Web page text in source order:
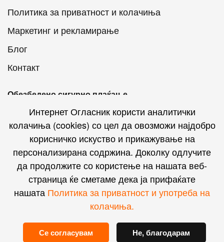
Политика за приватност и колачиња
Маркетинг и рекламирање
Блог
Контакт
Обезбедено сигурно плаќање
Интернет Огласник на социјалните мрежи
© Powered byAndromeda Analytics.Сите права се
задржани
Интернет Огласник користи аналитички
колачиња (cookies) со цел да овозможи најдобро
корисничко искуство и прикажување на
персонализирана содржина. Доколку одлучите
да продолжите со користење на нашата веб-
страница ќе сметаме дека ја прифаќате
нашата Политика за приватност и употреба на
колачиња.
Се согласувам Не, благодарам